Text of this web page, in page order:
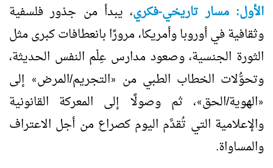
الأول: مسار تاريخي-فكري، يبدأ من جذور فلسفية
وثقافية في أوروبا وأمريكا، مرورًا بانعطافات كبرى مثل
الثورة الجنسية، وصعود مدارس عِلْم النفس الحديثة،
وتحوُّلات الخطاب الطبي من
«التجريم/المرض» إلى
«الهوية/الحق»، ثم وصولًا إلى المعركة القانونية
والإعلامية التي تُقدَّم اليوم كصراع من أجل الاعتراف
والمساواة.